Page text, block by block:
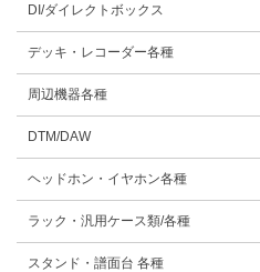
DI/ダイレクトボックス
デッキ・レコーダー各種
周辺機器各種
DTM/DAW
ヘッドホン・イヤホン各種
ラック・汎用ケース類/各種
スタンド・譜面台 各種